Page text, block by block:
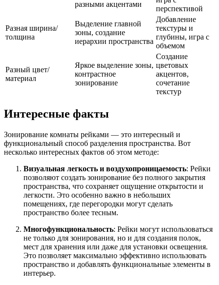
разными акцентами
перспективой
Разная ширина/
толщина
Выделение главной
зоны, создание
иерархии пространства
Добавление
текстуры и
глубины, игра с
объемом
Разный цвет/
материал
Яркое выделение зоны,
контрастное
зонирование
Создание
цветовых
акцентов,
сочетание
текстур
Интересные факты
Зонирование комнаты рейками — это интересный и
функциональный способ разделения пространства. Вот
несколько интересных фактов об этом методе:
Визуальная легкость и воздухопроницаемость: Рейки
позволяют создать зонирование без полного закрытия
пространства, что сохраняет ощущение открытости и
легкости. Это особенно важно в небольших
помещениях, где перегородки могут сделать
пространство более тесным.
Многофункциональность: Рейки могут использоваться
не только для зонирования, но и для создания полок,
мест для хранения или даже для установки освещения.
Это позволяет максимально эффективно использовать
пространство и добавлять функциональные элементы в
интерьер.